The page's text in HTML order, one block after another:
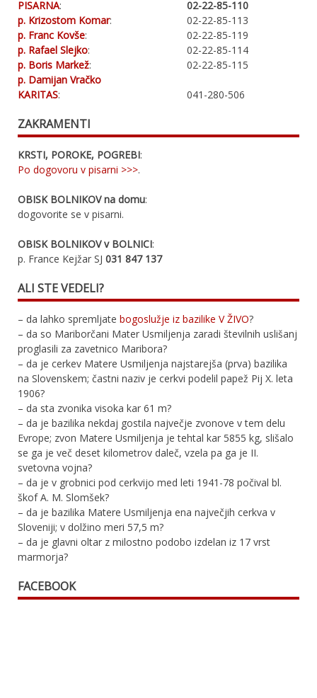
PISARNA:
02-22-85-110
p. Krizostom Komar:
02-22-85-113
p. Franc Kovše:
02-22-85-119
p. Rafael Slejko:
02-22-85-114
p. Boris Markež:
02-22-85-115
p. Damijan Vračko
KARITAS: 041-280-506
ZAKRAMENTI
KRSTI, POROKE, POGREBI:
Po dogovoru v pisarni >>>.
OBISK BOLNIKOV na domu:
dogovorite se v pisarni.
OBISK BOLNIKOV v BOLNICI:
p. France Kejžar SJ 031 847 137
ALI STE VEDELI?
– da lahko spremljate bogoslužje iz bazilike V ŽIVO?
– da so Mariborčani Mater Usmiljenja zaradi številnih uslišanj
proglasili za zavetnico Maribora?
– da je cerkev Matere Usmiljenja najstarejša (prva) bazilika
na Slovenskem; častni naziv je cerkvi podelil papež Pij X. leta
1906?
– da sta zvonika visoka kar 61 m?
– da je bazilika nekdaj gostila največje zvonove v tem delu
Evrope; zvon Matere Usmiljenja je tehtal kar 5855 kg, slišalo
se ga je več deset kilometrov daleč, vzela pa ga je II.
svetovna vojna?
– da je v grobnici pod cerkvijo med leti 1941-78 počival bl.
škof A. M. Slomšek?
– da je bazilika Matere Usmiljenja ena največjih cerkva v
Sloveniji; v dolžino meri 57,5 m?
– da je glavni oltar z milostno podobo izdelan iz 17 vrst
marmorja?
FACEBOOK